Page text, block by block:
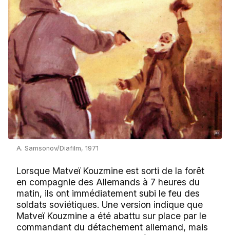
A. Samsonov/Diafilm, 1971
Lorsque Matveï Kouzmine est sorti de la forêt
en compagnie des Allemands à 7 heures du
matin, ils ont immédiatement subi le feu des
soldats soviétiques. Une version indique que
Matveï Kouzmine a été abattu sur place par le
commandant du détachement allemand, mais